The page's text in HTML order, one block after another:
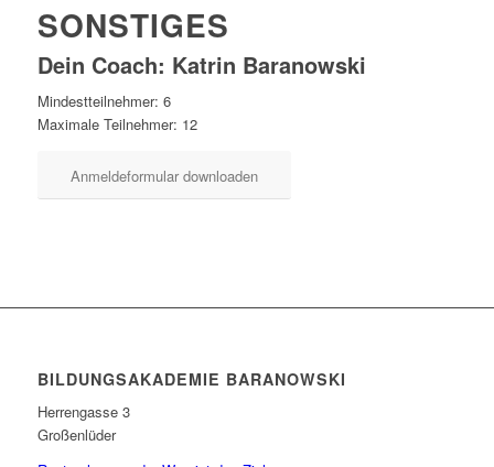
SONSTIGES
Dein Coach: Katrin Baranowski
Mindestteilnehmer: 6
Maximale Teilnehmer: 12
Anmeldeformular downloaden
BILDUNGSAKADEMIE BARANOWSKI
Herrengasse 3
Großenlüder